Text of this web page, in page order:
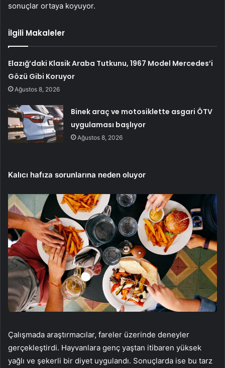
sonuçlar ortaya koyuyor.
İlgili Makaleler
Elazığ’daki Klasik Araba Tutkunu, 1967 Model Mercedes’i
Gözü Gibi Koruyor
Ağustos 8, 2026
Binek araç ve motosiklette asgari ÖTV
uygulaması başlıyor
Ağustos 8, 2026
Kalıcı hafıza sorunlarına neden oluyor
Çalışmada araştırmacılar, fareler üzerinde deneyler
gerçekleştirdi. Hayvanlara genç yaştan itibaren yüksek
yağlı ve şekerli bir diyet uygulandı. Sonuçlarda ise bu tarz